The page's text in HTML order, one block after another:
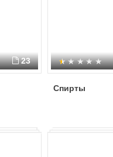
23
Спирты